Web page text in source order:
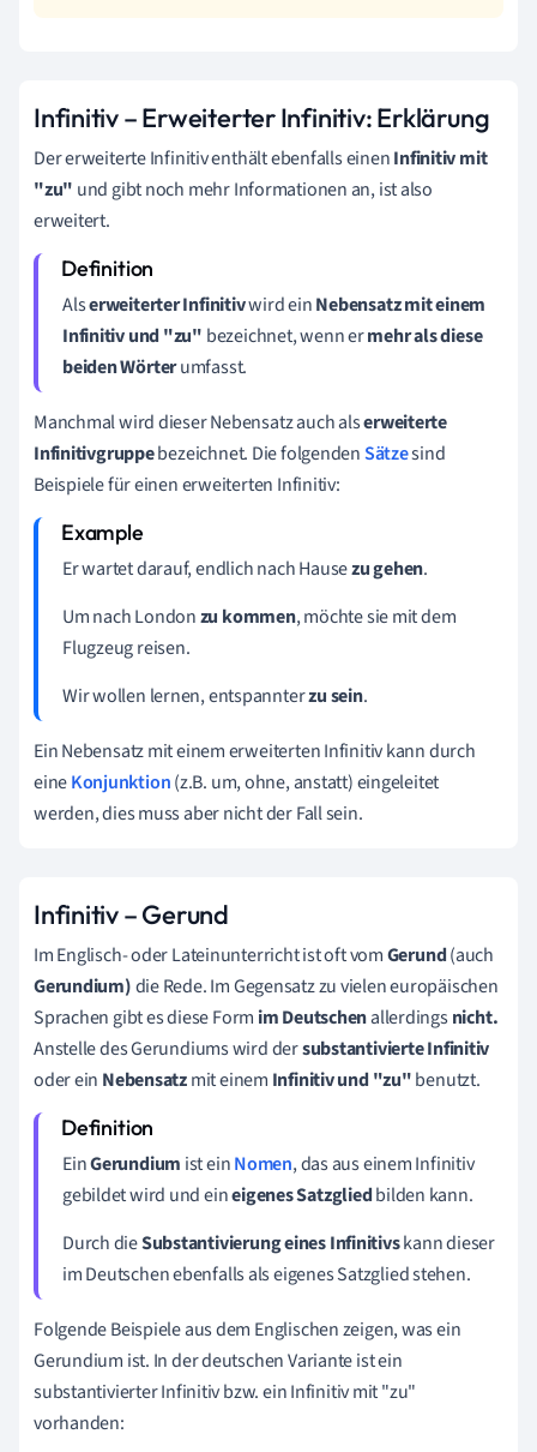
Infinitiv – Erweiterter Infinitiv: Erklärung
Der erweiterte Infinitiv enthält ebenfalls einenInfinitiv mit
"zu" und gibt noch mehr Informationen an, ist also
erweitert.
Alserweiterter Infinitivwird einNebensatz mit einem
Infinitiv und "zu" bezeichnet, wenn ermehr als diese
beiden Wörterumfasst.
Manchmal wird dieser Nebensatz auch alserweiterte
Infinitivgruppebezeichnet. Die folgendenSätzesind
Beispiele für einen erweiterten Infinitiv:
Er wartet darauf, endlich nach Hausezu gehen.
Um nach Londonzu kommen, möchte sie mit dem
Flugzeug reisen.
Wir wollen lernen, entspannterzu sein.
Ein Nebensatz mit einem erweiterten Infinitiv kann durch
eineKonjunktion(z.B. um, ohne, anstatt) eingeleitet
werden, dies muss aber nicht der Fall sein.
Infinitiv – Gerund
Im Englisch- oder Lateinunterricht ist oft vomGerund(auch
Gerundium)die Rede. Im Gegensatz zu vielen europäischen
Sprachen gibt esdiese Form im Deutschenallerdingsnicht.
Anstelle des Gerundiums wird dersubstantivierte Infinitiv
oder ein Nebensatzmit einem Infinitiv und "zu"benutzt.
EinGerundium ist einNomen, das aus einem Infinitiv
gebildet wird und eineigenes Satzgliedbilden kann.
Durch dieSubstantivierung eines Infinitivskann dieser
im Deutschen ebenfalls als eigenes Satzglied stehen.
Folgende Beispiele aus dem Englischen zeigen, was ein
Gerundium ist. In der deutschen Variante ist ein
substantivierter Infinitiv bzw. ein Infinitiv mit "zu"
vorhanden: